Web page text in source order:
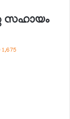
സഹായം
1,675